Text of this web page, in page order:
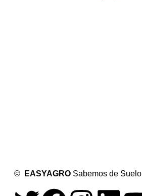
© EASYAGRO Sabemos de Suelo